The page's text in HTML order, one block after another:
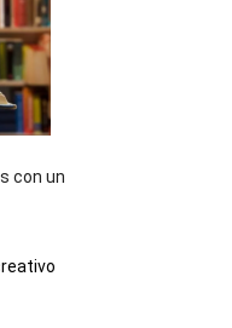
con un